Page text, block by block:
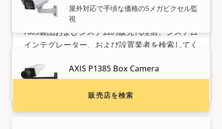
屋外対応で手頃な価格の5メガピクセル監
視
AXIS P1385 Box Camera
Axis製品の購入をお考えですか?
Axis製品およびシステムの販売代理店、システム
インテグレーター、および設置業者を検索してく
販売店を検索